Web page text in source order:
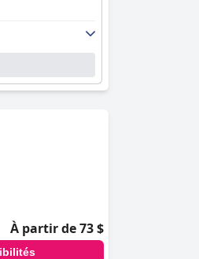
À partir de 73 $